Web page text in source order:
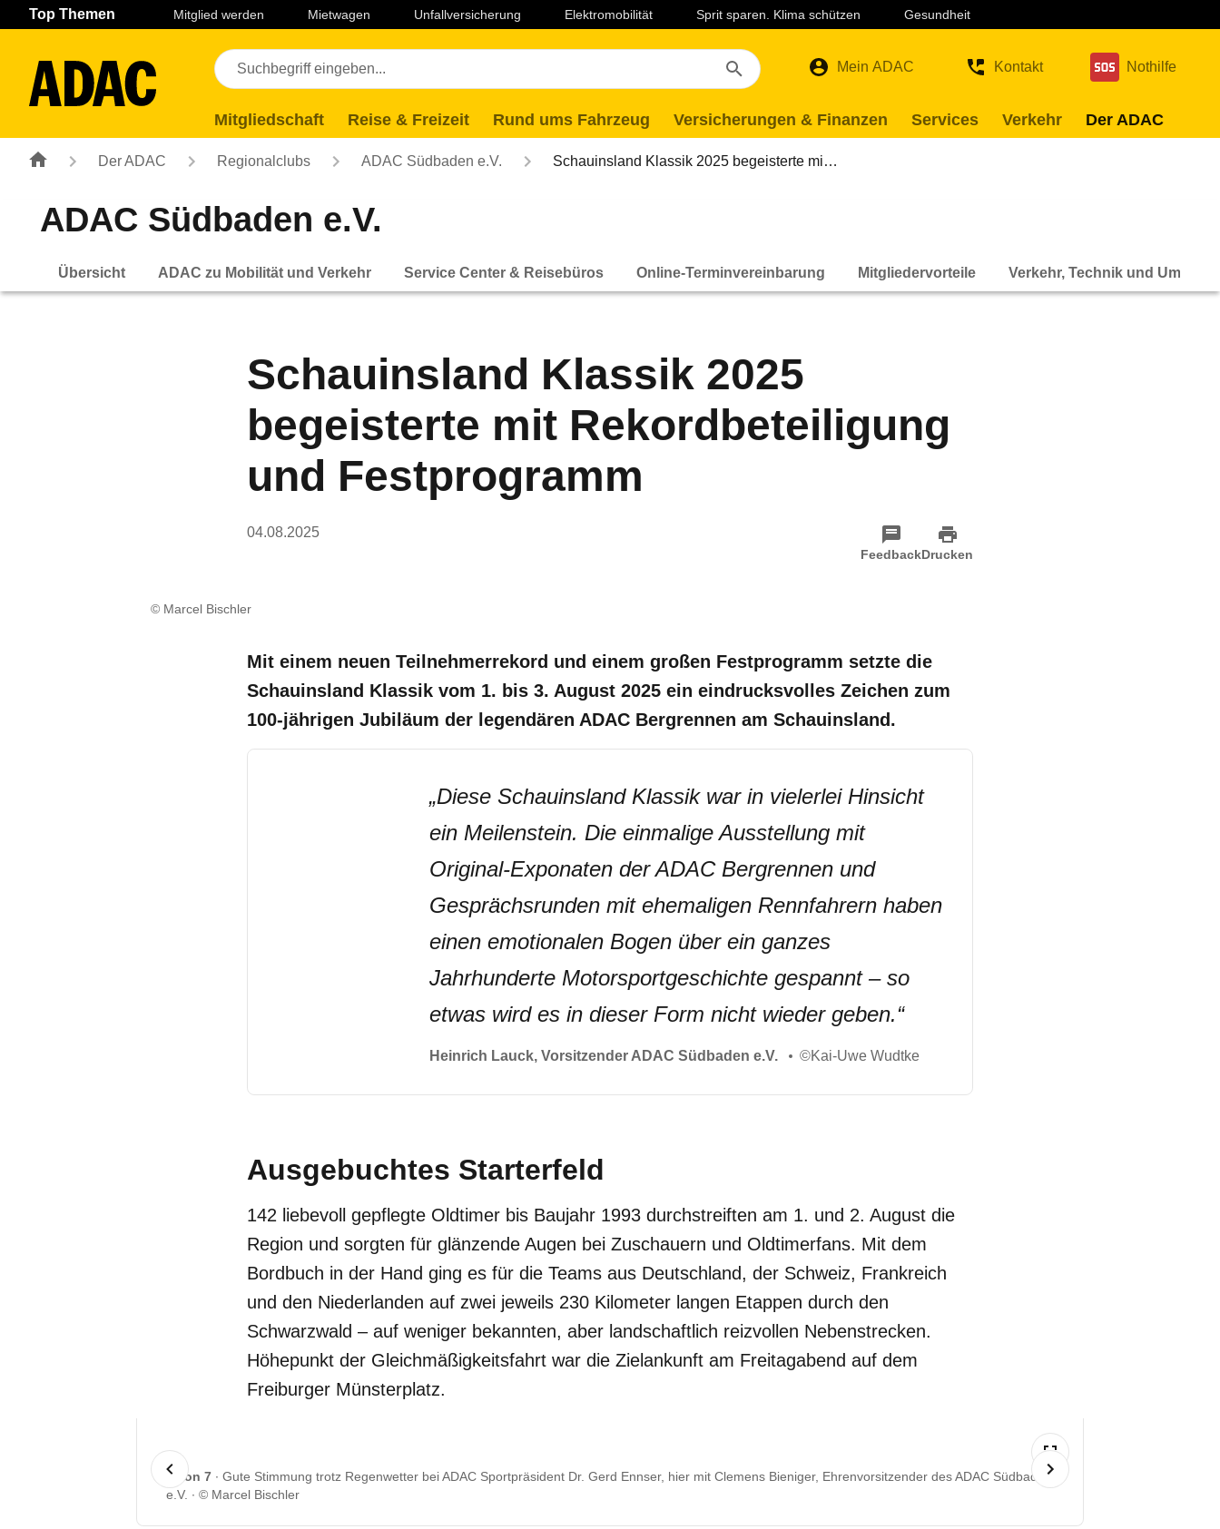
Navigation Seiteninhalt Fußzeile
Top Themen Mitglied werden Mietwagen Unfallversicherung Elektromobilität Sprit sparen. Klima schützen Gesundheit
Mein ADAC Kontakt Nothilfe
Mitgliedschaft Reise & Freizeit Rund ums Fahrzeug Versicherungen & Finanzen Services Verkehr Der ADAC
Der ADAC Regionalclubs ADAC Südbaden e.V. Schauinsland Klassik 2025 begeisterte mi…
ADAC Südbaden e.V.
Übersicht ADAC zu Mobilität und Verkehr Service Center & Reisebüros Online-Terminvereinbarung Mitgliedervorteile Verkehr, Technik und Umwelt
Schauinsland Klassik 2025
begeisterte mit Rekordbeteiligung
und Festprogramm
04.08.2025
FeedbackDrucken
© Marcel Bischler
Mit einem neuen Teilnehmerrekord und einem großen Festprogramm setzte die
Schauinsland Klassik vom 1. bis 3. August 2025 ein eindrucksvolles Zeichen zum
100-jährigen Jubiläum der legendären ADAC Bergrennen am Schauinsland.
„Diese Schauinsland Klassik war in vielerlei Hinsicht
ein Meilenstein. Die einmalige Ausstellung mit
Original-Exponaten der ADAC Bergrennen und
Gesprächsrunden mit ehemaligen Rennfahrern haben
einen emotionalen Bogen über ein ganzes
Jahrhunderte Motorsportgeschichte gespannt – so
etwas wird es in dieser Form nicht wieder geben.“
Heinrich Lauck, Vorsitzender ADAC Südbaden e.V. ©Kai-Uwe Wudtke
Ausgebuchtes Starterfeld
142 liebevoll gepflegte Oldtimer bis Baujahr 1993 durchstreiften am 1. und 2. August die
Region und sorgten für glänzende Augen bei Zuschauern und Oldtimerfans. Mit dem
Bordbuch in der Hand ging es für die Teams aus Deutschland, der Schweiz, Frankreich
und den Niederlanden auf zwei jeweils 230 Kilometer langen Etappen durch den
Schwarzwald – auf weniger bekannten, aber landschaftlich reizvollen Nebenstrecken.
Höhepunkt der Gleichmäßigkeitsfahrt war die Zielankunft am Freitagabend auf dem
Freiburger Münsterplatz.
1 von 7
Gute Stimmung trotz Regenwetter bei ADAC Sportpräsident Dr. Gerd Ennser, hier mit Clemens Bieniger, Ehrenvorsitzender des ADAC Südbaden
e.V.
© Marcel Bischler